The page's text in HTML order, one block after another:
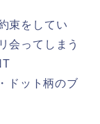
束をしてい
会ってしまう
ドット柄のブ